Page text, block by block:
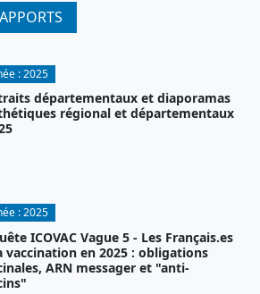
:2025
départementaux et diaporamas
régional et départementaux
:2025
ICOVAC Vague 5 - Les Français.es
vaccination en 2025 : obligations
ARN messager et "anti-